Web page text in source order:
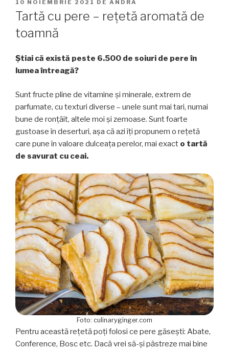
PE
10 NOIEMBRIE 2021 DE ANDRA
Tartă cu pere – rețetă aromată de
toamnă
Știai că există peste 6.500 de soiuri de pere în
lumea întreagă?
Sunt fructe pline de vitamine și minerale, extrem de
parfumate, cu texturi diverse – unele sunt mai tari, numai
bune de ronțăit, altele moi și zemoase. Sunt foarte
gustoase în deserturi, așa că azi îți propunem o rețetă
care pune în valoare dulceața perelor, mai exact o tartă
de savurat cu ceai.
Foto: culinaryginger.com
Pentru această rețetă poți folosi ce pere găsești: Abate,
Conference, Bosc etc. Dacă vrei să-și păstreze mai bine